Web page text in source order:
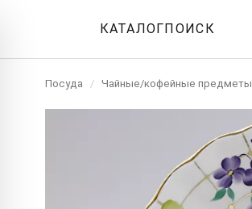
КАТАЛОГПОИСК
Посуда / Чайные/кофейные предметы